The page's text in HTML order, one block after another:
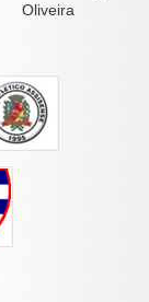
Oliveira